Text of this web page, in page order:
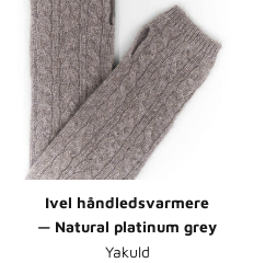
Ivel håndledsvarmere
— Natural platinum grey
Yakuld